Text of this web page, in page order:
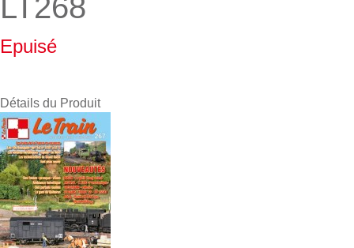
LT268
Epuisé
Détails du Produit